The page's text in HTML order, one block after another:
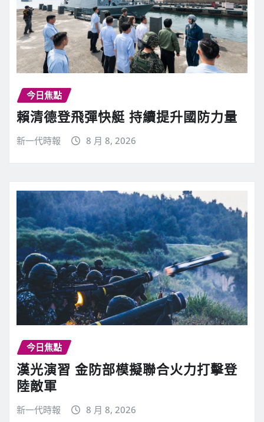
今日焦點
賴清德登飛彈快艇 持續提升國防力量
新一代時報 8 月 8, 2026
今日焦點
漢光演習 金防部模擬聯合火力打擊登
陸敵軍
新一代時報 8 月 8, 2026